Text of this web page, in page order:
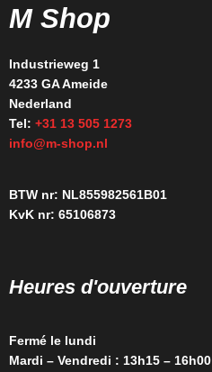
M Shop
Industrieweg 1
4233 GA Ameide
Nederland
Tel: +31 13 505 1273
info@m-shop.nl
BTW nr: NL855982561B01
KvK nr: 65106873
Heures d'ouverture
Fermé le lundi
Mardi – Vendredi : 13h15 – 16h00